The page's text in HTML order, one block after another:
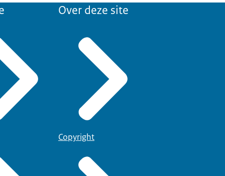
Over deze site
Copyright